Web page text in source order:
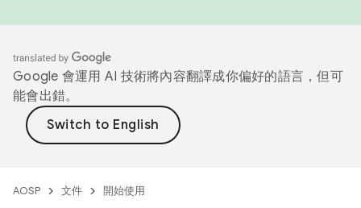
Google 會運用 AI 技術將內容翻譯成你偏好的語言，但可
能會出錯。
AOSP 文件 開始使用